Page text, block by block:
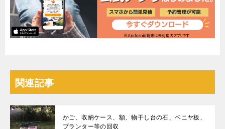
関連記事
かご、収納ケース、額、物干し台の石、ベニヤ板、
プランター等の回収